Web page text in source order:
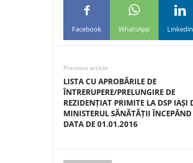
Facebook WhatsApp Linkedin
Previous article
LISTA CU APROBĂRILE DE
ÎNTRERUPERE/PRELUNGIRE DE
REZIDENȚIAT PRIMITE LA DSP IAȘI
MINISTERUL SĂNĂTĂȚII ÎNCEPÂND
DATA DE 01.01.2016